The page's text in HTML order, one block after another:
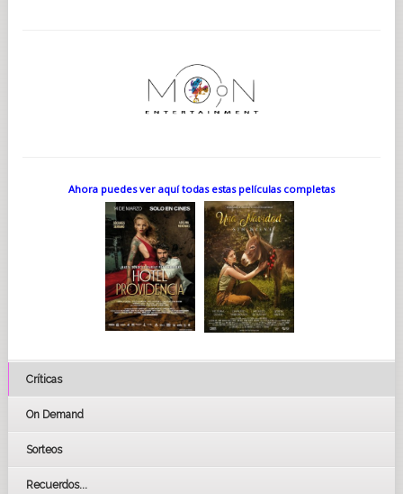
Ahora puedes ver aquí todas estas películas completas
Críticas
On Demand
Sorteos
Recuerdos...